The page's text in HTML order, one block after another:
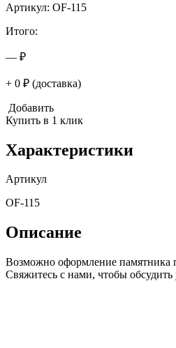
Артикул: OF-115
Итого:
— ₽
+ 0 ₽ (доставка)
Добавить
Купить в 1 клик
Характеристики
Артикул
OF-115
Описание
Возможно оформление памятника
Свяжитесь с нами, чтобы обсудить